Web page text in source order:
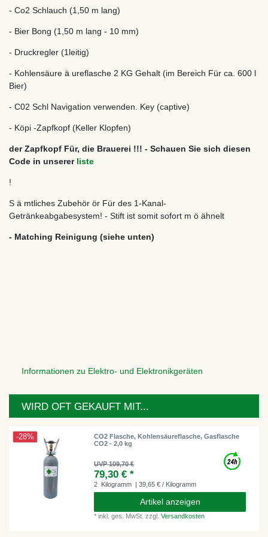
- Co2 Schlauch (1,50 m lang)
- Bier Bong (1,50 m lang - 10 mm)
- Druckregler (1leitig)
- Kohlensäure ä ureflasche 2 KG Gehalt (im Bereich Für ca. 600 l
Bier)
- C02 Schl Navigation verwenden. Key (captive)
- Köpi -Zapfkopf (Keller Klopfen)
der Zapfkopf Für, die Brauerei !!! - Schauen Sie sich diesen
Code in unserer liste
!
S ä mtliches Zubehör ör Für des 1-Kanal-
Getränkeabgabesystem! - Stift ist somit sofort m ö ähnelt
- Matching Reinigung (siehe unten)
Informationen zu Elektro- und Elektronikgeräten
WIRD OFT GEKAUFT MIT...
-28%
CO2 Flasche, Kohlensäureflasche, Gasflasche
CO2 - 2,0 kg
UVP 109,70 €
79,30 € *
2 Kilogramm | 39,65 € / Kilogramm
Artikel anzeigen
*inkl. ges. MwSt. zzgl.Versandkosten